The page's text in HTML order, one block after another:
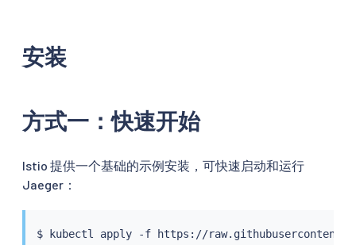
安装
方式一：快速开始
Istio 提供一个基础的示例安装，可快速启动和运行
Jaeger：
$ kubectl